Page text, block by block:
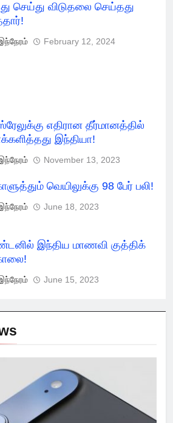
செய்து விடுதலை செய்தது
February 12, 2024
எதிரான தீர்மானத்தில்
இந்தியா!
November 13, 2023
வெயிலுக்கு 98 பேர் பலி!
June 18, 2023
இந்திய மாணவி குத்திக்
June 15, 2023